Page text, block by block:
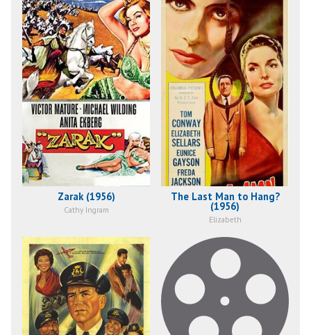
Zarak (1956)
Cathy Ingram
The Last Man to Hang?
(1956)
Elizabeth